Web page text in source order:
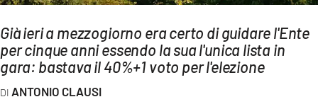
LAC ONAIR
LaC
Network
Già ieri a mezzogiorno era certo di guidare l'Ente
per cinque anni essendo la sua l'unica lista in
gara: bastava il 40%+1 voto per l'elezione
ANTONIO CLAUSI